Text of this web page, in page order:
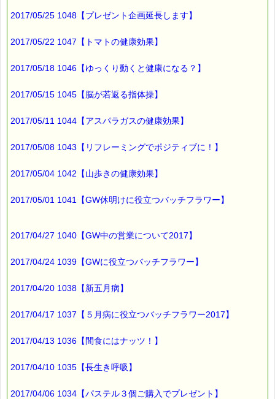
https://pass-thyme.com/
■━━━━━━━━━━━━━━■
2017/05/25 1048【プレゼント企画延長します】
2017/05/22 1047【トマトの健康効果】
2017/05/18 1046【ゆっくり動くと健康になる？】
2017/05/15 1045【脳が若返る指体操】
2017/05/11 1044【アスパラガスの健康効果】
2017/05/08 1043【リフレーミングでポジティブに！】
2017/05/04 1042【山歩きの健康効果】
2017/05/01 1041【GW休明けに役立つバッチフラワー】
2017/04/27 1040【GW中の営業について2017】
2017/04/24 1039【GWに役立つバッチフラワー】
2017/04/20 1038【新五月病】
2017/04/17 1037【５月病に役立つバッチフラワー2017】
2017/04/13 1036【間食にはナッツ！】
2017/04/10 1035【長生き呼吸】
2017/04/06 1034【パステル３個ご購入でプレゼント】